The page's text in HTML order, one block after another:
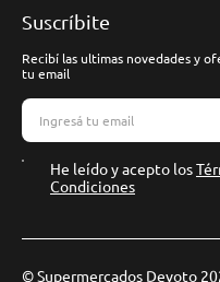
Suscríbite
Recibí las ultimas novedades y
tu email
He leído y acepto los
Condiciones
© Supermercados Devoto